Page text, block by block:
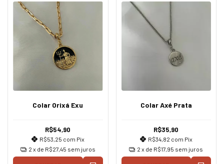
Colar Orixá Exu
R$54,90
R$53,25 com Pix
2 x de R$27,45 sem juros
Colar Axé Prata
R$35,90
R$34,82 com Pix
2 x de R$17,95 sem juros